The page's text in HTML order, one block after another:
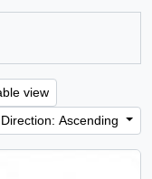
view
Direction: Ascending